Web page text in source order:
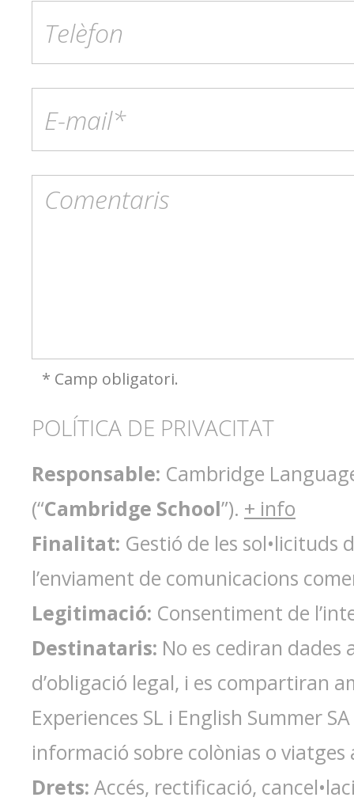
* Camp obligatori.
POLÍTICA DE PRIVACITAT
Responsable: Cambridge
(“Cambridge School”). + info
Finalitat: Gestió de les sol•licituds
l’enviament de comunicacions
Legitimació: Consentiment de
Destinataris: No es cediran dades
d’obligació legal, i es compartiran
Experiences SL i English Summer
informació sobre colònias o viatges
Drets: Accés, rectificació,